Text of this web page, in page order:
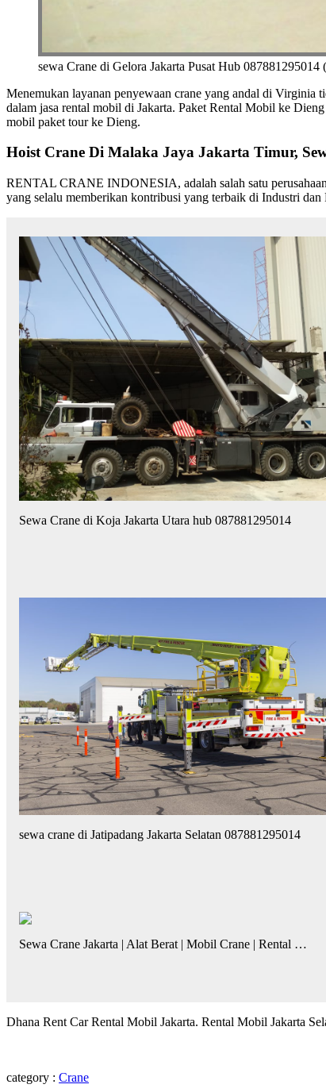
sewa Crane di Gelora Jakarta Pusat Hub 087881295014
Menemukan layanan penyewaan crane yang andal di Virginia
dalam jasa rental mobil di Jakarta. Paket Rental Mobil ke
mobil paket tour ke Dieng.
Hoist Crane Di Malaka Jaya Jakarta Timur,
RENTAL CRANE INDONESIA, adalah salah satu
yang selalu memberikan kontribusi yang terbaik di Industri dan
Sewa Crane di Koja Jakarta Utara hub 087881295014
sewa crane di Jatipadang Jakarta Selatan 087881295014
Sewa Crane Jakarta | Alat Berat | Mobil Crane | Rental …
Dhana Rent Car Rental Mobil Jakarta. Rental Mobil Jakarta
category : Crane